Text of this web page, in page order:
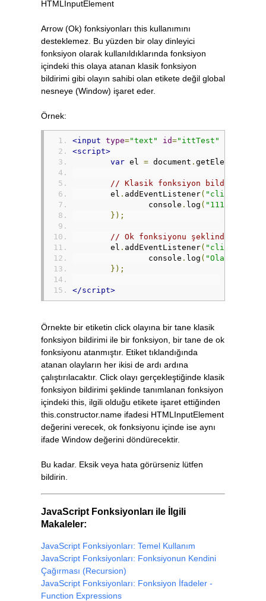
HTMLInputElement
Arrow (Ok) fonksiyonları this kullanımını
desteklemez. Bu yüzden bir olay dinleyici
fonksiyon olarak kullanıldıklarında fonksiyon
içindeki this olaya atanan klasik fonksiyon
bildirimi gibi olayın sahibi olan etikete değil global
nesneye (Window) işaret eder.
Örnek:
<input type="text" id="ittTest"
<script>
var el = document . getElementById
// Klasik fonksiyon bildirimi ile
	el
. addEventListener( "click"
		console
. log ( "111Olaya
});
// Ok fonksiyonu şeklinde olay
	el
. addEventListener( "click"
		console
. log ( "Olaya
});
</script>
Örnekte bir etiketin click olayına bir tane klasik
fonksiyon bildirimi ile bir fonksiyon, bir tane de ok
fonksiyonu atanmıştır. Etiket tıklandığında
atanan olayların her ikisi de ardı ardına
çalıştırılacaktır. Click olayı gerçekleştiğinde klasik
fonksiyon bildirimi şeklinde tanımlanan fonksiyon
içindeki this, ilgili olduğu etikete işaret ettiğinden
this.constructor.name ifadesi HTMLInputElement
değerini verecek, ok fonksiyonu içinde ise aynı
ifade Window değerini döndürecektir.
Bu kadar. Eksik veya hata görürseniz lütfen
bildirin.
JavaScript Fonksiyonları ile İlgili
Makaleler:
JavaScript Fonksiyonları: Temel Kullanım
JavaScript Fonksiyonları: Fonksiyonun Kendini
Çağırması (Recursion)
JavaScript Fonksiyonları: Fonksiyon İfadeler -
Function Expressions